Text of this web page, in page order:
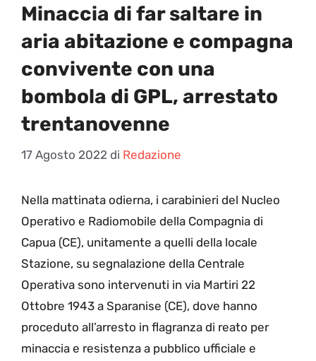
Minaccia di far saltare in
aria abitazione e compagna
convivente con una
bombola di GPL, arrestato
trentanovenne
17 Agosto 2022 di Redazione
Nella mattinata odierna, i carabinieri del Nucleo
Operativo e Radiomobile della Compagnia di
Capua (CE), unitamente a quelli della locale
Stazione, su segnalazione della Centrale
Operativa sono intervenuti in via Martiri 22
Ottobre 1943 a Sparanise (CE), dove hanno
proceduto all’arresto in flagranza di reato per
minaccia e resistenza a pubblico ufficiale e